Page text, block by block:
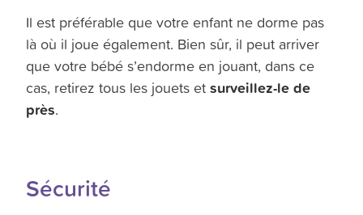
Il est préférable que votre enfant ne dorme pas
là où il joue également. Bien sûr, il peut arriver
que votre bébé s’endorme en jouant, dans ce
cas, retirez tous les jouets etsurveillez-le de
près.
Sécurité